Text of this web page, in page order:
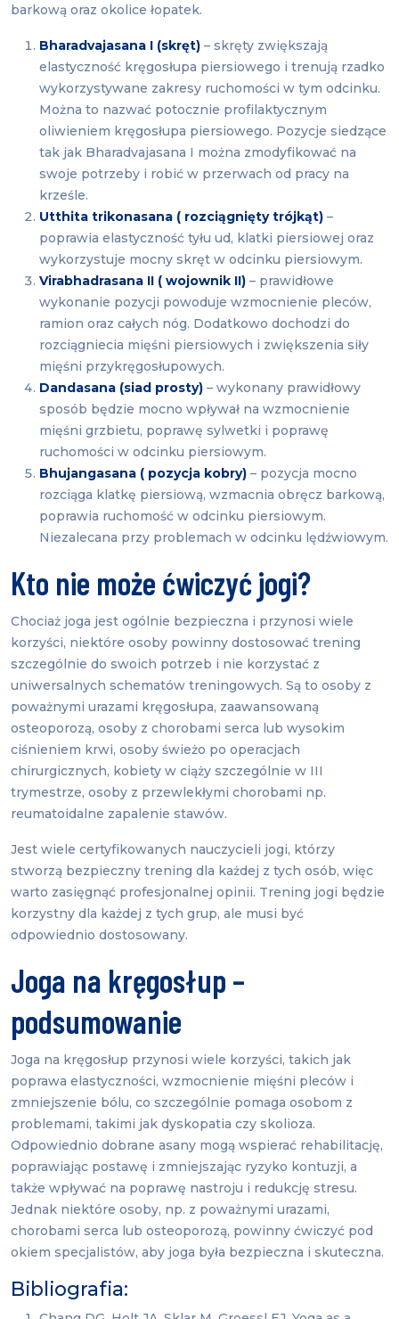
barkową oraz okolice łopatek.
Bharadvajasana I (skręt) – skręty zwiększają
elastyczność kręgosłupa piersiowego i trenują rzadko
wykorzystywane zakresy ruchomości w tym odcinku.
Można to nazwać potocznie profilaktycznym
oliwieniem kręgosłupa piersiowego. Pozycje siedzące
tak jak Bharadvajasana I można zmodyfikować na
swoje potrzeby i robić w przerwach od pracy na
krześle.
Utthita trikonasana ( rozciągnięty trójkąt) –
poprawia elastyczność tyłu ud, klatki piersiowej oraz
wykorzystuje mocny skręt w odcinku piersiowym.
Virabhadrasana II ( wojownik II) – prawidłowe
wykonanie pozycji powoduje wzmocnienie pleców,
ramion oraz całych nóg. Dodatkowo dochodzi do
rozciągniecia mięśni piersiowych i zwiększenia siły
mięśni przykręgosłupowych.
Dandasana (siad prosty) – wykonany prawidłowy
sposób będzie mocno wpływał na wzmocnienie
mięśni grzbietu, poprawę sylwetki i poprawę
ruchomości w odcinku piersiowym.
Bhujangasana ( pozycja kobry) – pozycja mocno
rozciąga klatkę piersiową, wzmacnia obręcz barkową,
poprawia ruchomość w odcinku piersiowym.
Niezalecana przy problemach w odcinku lędźwiowym.
Kto nie może ćwiczyć jogi?
Chociaż joga jest ogólnie bezpieczna i przynosi wiele
korzyści, niektóre osoby powinny dostosować trening
szczególnie do swoich potrzeb i nie korzystać z
uniwersalnych schematów treningowych. Są to osoby z
poważnymi urazami kręgosłupa, zaawansowaną
osteoporozą, osoby z chorobami serca lub wysokim
ciśnieniem krwi, osoby świeżo po operacjach
chirurgicznych, kobiety w ciąży szczególnie w III
trymestrze, osoby z przewlekłymi chorobami np.
reumatoidalne zapalenie stawów.
Jest wiele certyfikowanych nauczycieli jogi, którzy
stworzą bezpieczny trening dla każdej z tych osób, więc
warto zasięgnąć profesjonalnej opinii. Trening jogi będzie
korzystny dla każdej z tych grup, ale musi być
odpowiednio dostosowany.
Joga na kręgosłup –
podsumowanie
Joga na kręgosłup przynosi wiele korzyści, takich jak
poprawa elastyczności, wzmocnienie mięśni pleców i
zmniejszenie bólu, co szczególnie pomaga osobom z
problemami, takimi jak dyskopatia czy skolioza.
Odpowiednio dobrane asany mogą wspierać rehabilitację,
poprawiając postawę i zmniejszając ryzyko kontuzji, a
także wpływać na poprawę nastroju i redukcję stresu.
Jednak niektóre osoby, np. z poważnymi urazami,
chorobami serca lub osteoporozą, powinny ćwiczyć pod
okiem specjalistów, aby joga była bezpieczna i skuteczna.
Bibliografia: